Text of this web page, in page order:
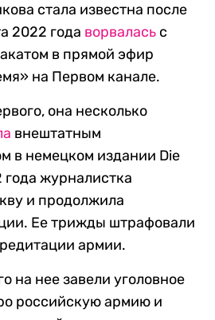
стала известна после
2022 года ворвалась с
в прямой эфир
на Первом канале.
она несколько
внештатным
в немецком издании Die
журналистка
и продолжила
Ее трижды штрафовали
армии.
на нее завели уголовное
российскую армию и